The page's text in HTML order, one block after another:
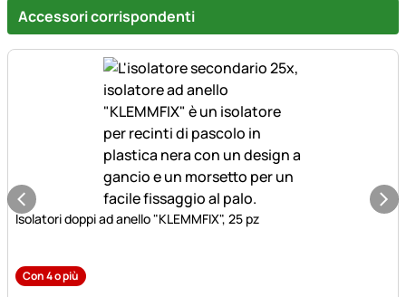
Accessori corrispondenti
Isolatori doppi ad anello "KLEMMFIX", 25 pz
Con 4 o più